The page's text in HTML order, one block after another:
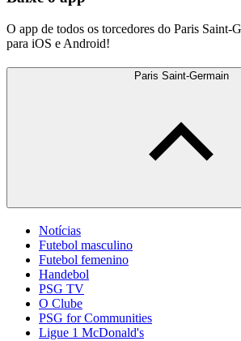
O app de todos os torcedores do Paris Saint-
para iOS e Android!
Paris Saint-Germain
Notícias
Futebol masculino
Futebol femenino
Handebol
PSG TV
O Clube
PSG for Communities
Ligue 1 McDonald's